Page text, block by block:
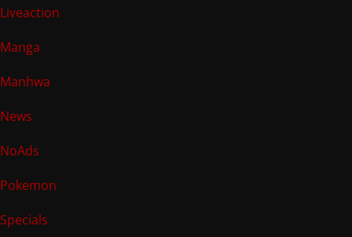
Liveaction
Manga
Manhwa
News
NoAds
Pokemon
Specials